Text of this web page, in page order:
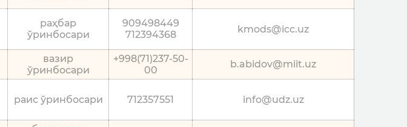
раҳбар
ўринбосари
909498449
712394368
kmods@icc.uz
вазир
ўринбосари
+998(71)237-50-
00
b.abidov@miit.uz
раис ўринбосари 712357551 info@udz.uz